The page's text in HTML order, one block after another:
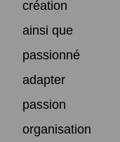
création
ainsi que
passionné
adapter
passion
organisation